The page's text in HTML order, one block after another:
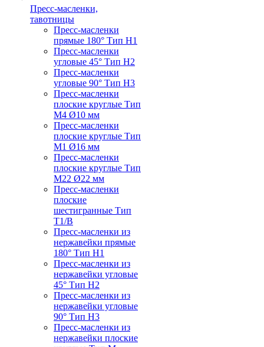
Пресс-масленки,
тавотницы
Пресс-масленки
прямые 180° Тип H1
Пресс-масленки
угловые 45° Тип H2
Пресс-масленки
угловые 90° Тип H3
Пресс-масленки
плоские круглые Тип
M4 Ø10 мм
Пресс-масленки
плоские круглые Тип
M1 Ø16 мм
Пресс-масленки
плоские круглые Тип
M22 Ø22 мм
Пресс-масленки
плоские
шестигранные Тип
T1/B
Пресс-масленки из
нержавейки прямые
180° Тип H1
Пресс-масленки из
нержавейки угловые
45° Тип H2
Пресс-масленки из
нержавейки угловые
90° Тип H3
Пресс-масленки из
нержавейки плоские